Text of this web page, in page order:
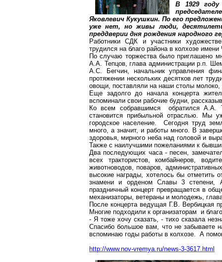
В 1929 году
Яковлевич Кукушкин. По его
уже нет, но живы люди,
преддверии дня рождения народного
Работники СДК и участники
трудился на благо района в колхозе имени
По случаю торжества было приглашено
А.А. Тепцов, глава администрации р.п.
А.С. Бегчин, начальник управления
протяжении нескольких десятков лет
овощи, поставляли на наши столы молоко,
Еще задолго до начала концерта
вспоминали свои рабочие будни,
Ко всем собравшимся обратился А.А.
становится прибыльной отраслью. Мы
городское население. Сегодня труд
много, а значит, и работы много. В
здоровья, мирного неба над головой и
Также с наилучшими пожеланиями к
Два последующих часа - песен,
всех трактористов, комбайнеров,
животноводов, поваров,
высокие награды, хотелось бы
знамени и орденом Славы 3 степени,
праздничный концерт превращается в
механизаторы, ветераны и молодежь,
После концерта ведущая Г.В. Вербицкая
Многие подходили к организаторам и
- Я тоже хочу сказать, - тихо сказала
Спасибо большое вам, что не забываете
вспоминаю годы работы в колхозе. А
http://www.nov-vremya.ru/news-3-3617.html